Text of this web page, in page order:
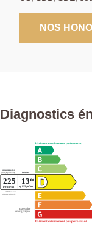
NOS
Diagnostics